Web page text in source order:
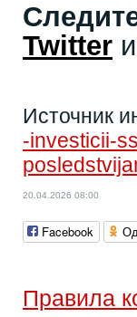
Twitter и
Источник
-investicii-
20.04.2026 08:00
Facebook
Правила